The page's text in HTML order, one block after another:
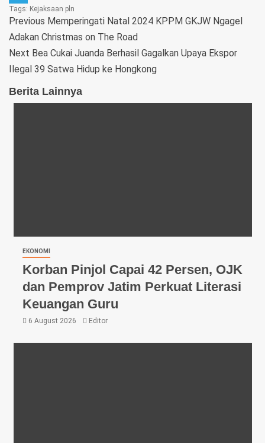
Telegram
Tags: Kejaksaan pln
Previous Memperingati Natal 2024 KPPM GKJW Ngagel
Adakan Christmas on The Road
Next Bea Cukai Juanda Berhasil Gagalkan Upaya Ekspor
Ilegal 39 Satwa Hidup ke Hongkong
Berita Lainnya
EKONOMI
Korban Pinjol Capai 42 Persen, OJK
dan Pemprov Jatim Perkuat Literasi
Keuangan Guru
6 August 2026 Editor